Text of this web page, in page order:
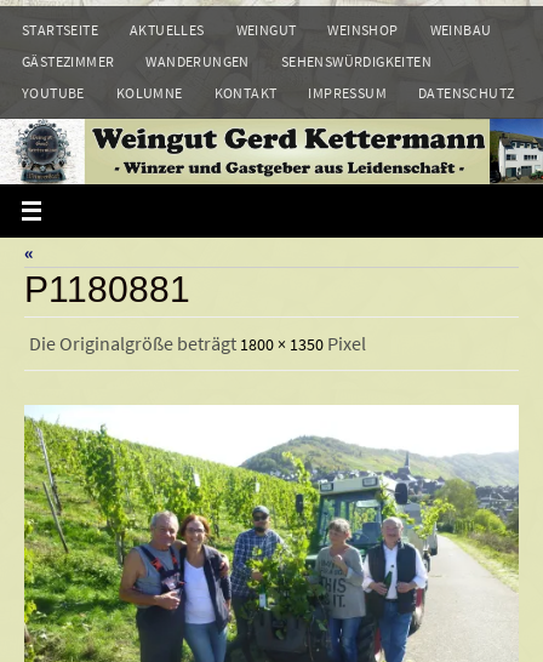
Zum
Inhalt
STARTSEITE AKTUELLES WEINGUT WEINSHOP
WEINBAU
GÄSTEZIMMER
WANDERUNGEN
SEHENSWÜRDIGKEITEN
YOUTUBE
KOLUMNE KONTAKT IMPRESSUM DATENSCHUTZ
«
P1180881
Die Originalgröße beträgt 1800 × 1350 Pixel